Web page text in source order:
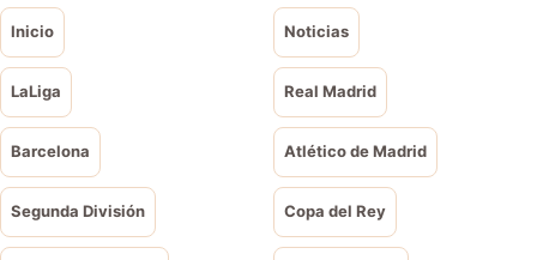
Inicio Noticias
LaLiga Real Madrid
Barcelona Atlético de Madrid
Segunda División Copa del Rey